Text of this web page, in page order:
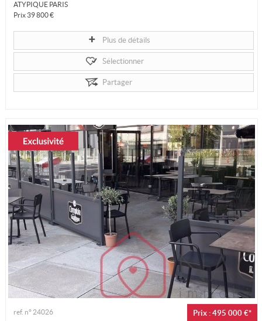
ATYPIQUE PARIS
Prix 39 800 €
PARIS 5EME ARRONDISSEMENT (75005)
Local avec mezzanine pour cabinet paramédical, concept...
Plus de détails
Sélectionner
Partager
Prix : 495 000 €*
ref. n° 24026